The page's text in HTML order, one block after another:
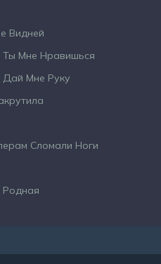
Видней
Ты Мне Нравишься
Дай Мне Руку
Сломали Ноги